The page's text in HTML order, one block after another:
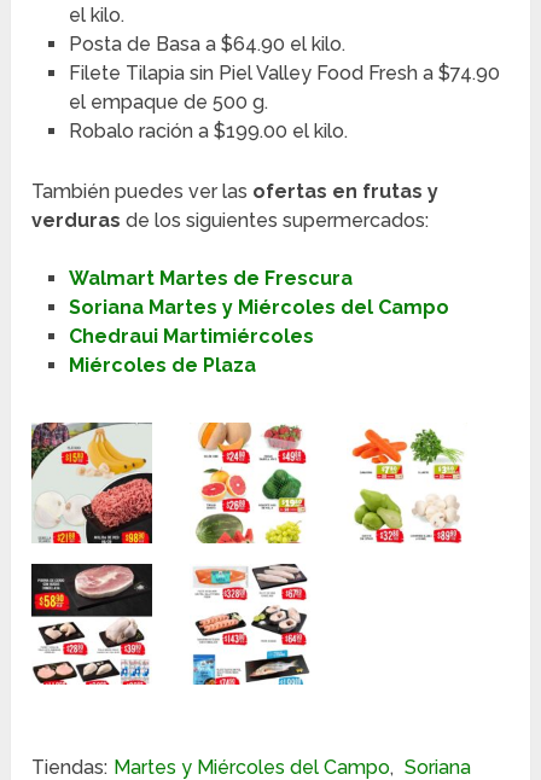
el kilo.
Posta de Basa a $64.90 el kilo.
Filete Tilapia sin Piel Valley Food Fresh a $74.90
el empaque de 500 g.
Robalo ración a $199.00 el kilo.
También puedes ver las ofertas en frutas y
verduras de los siguientes supermercados:
Walmart Martes de Frescura
Soriana Martes y Miércoles del Campo
Chedraui Martimiércoles
Miércoles de Plaza
Tiendas: Martes y Miércoles del Campo, Soriana